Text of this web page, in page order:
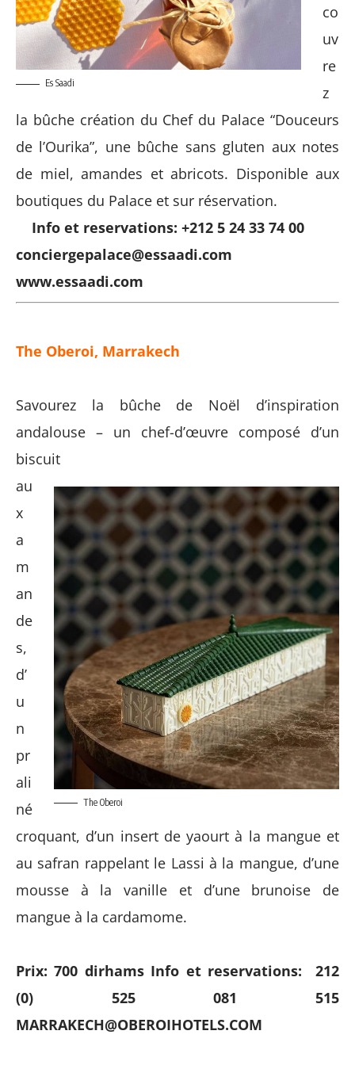
Es Saadi
co
uv
re
z
la bûche création du Chef du Palace “Douceurs
de l’Ourika”, une bûche sans gluten aux notes
de miel, amandes et abricots. Disponible aux
boutiques du Palace et sur réservation.
Info et reservations: +212 5 24 33 74 00
conciergepalace@essaadi.com
www.essaadi.com
The Oberoi, Marrakech
Savourez la bûche de Noël d’inspiration
andalouse – un chef-d’œuvre composé d’un
biscuit
The Oberoi
au
x
a
m
an
de
s,
d’
u
n
pr
ali
né
croquant, d’un insert de yaourt à la mangue et
au safran rappelant le Lassi à la mangue, d’une
mousse à la vanille et d’une brunoise de
mangue à la cardamome.
Prix: 700 dirhams Info et reservations: 212
(0) 525 081 515
MARRAKECH@OBEROIHOTELS.COM